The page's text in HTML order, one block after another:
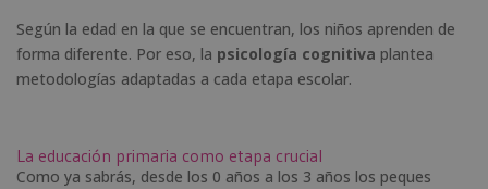
Según la edad en la que se encuentran, los niños aprenden de
forma diferente. Por eso, la psicología cognitiva plantea
metodologías adaptadas a cada etapa escolar.
La educación primaria como etapa crucial
Como ya sabrás, desde los 0 años a los 3 años los peques